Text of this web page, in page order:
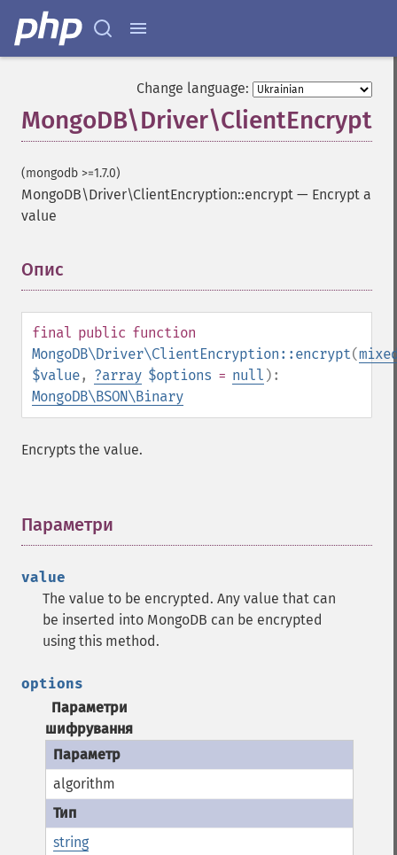
Change language:
(mongodb >=1.7.0)
MongoDB\Driver\ClientEncryption::encrypt — Encrypt a
value
Опис
final public function
MongoDB\Driver\ClientEncryption::encrypt(
$value, ?array $options = null ):
MongoDB\BSON\Binary
Encrypts the value.
Параметри
value
The value to be encrypted. Any value that can
be inserted into MongoDB can be encrypted
using this method.
options
Параметри
шифрування
algorithm
string